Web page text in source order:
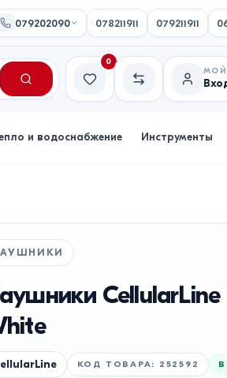
079202090 078211911 079211911
Список желаний
0
Сравнение
МОЙ
и водоснабжение Инструменты
CellularLine
КОД ТОВАРА: 252592 В